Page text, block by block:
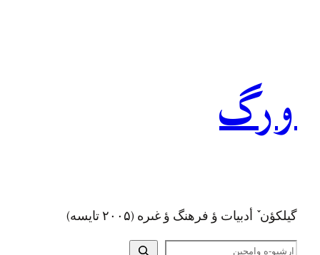
ورگ
گيلکؤن ٚ أدبیات ؤ فرهنگ ؤ غىره (۲۰۰۵ تايسه)
ج